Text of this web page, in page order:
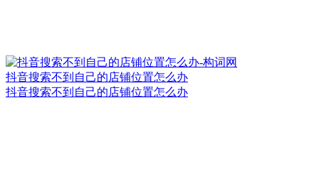
抖音搜索不到自己的店铺位置怎么办
抖音搜索不到自己的店铺位置怎么办